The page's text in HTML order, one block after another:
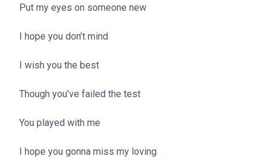
Put my eyes on someone new
I hope you don’t mind
I wish you the best
Though you’ve failed the test
You played with me
I hope you gonna miss my loving